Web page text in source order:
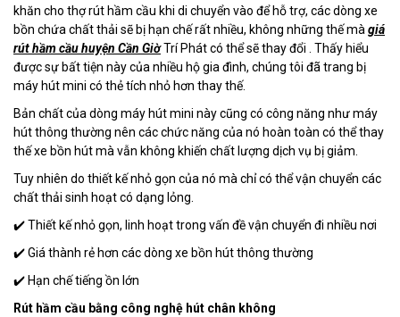
khăn cho thợ rút hầm cầu khi di chuyển vào để hỗ trợ, các dòng xe
bồn chứa chất thải sẽ bị hạn chế rất nhiều, không những thế mà giá
rút hầm cầu huyện Cần GiờTrí Phát có thể sẽ thay đổi . Thấy hiểu
được sự bất tiện này của nhiều hộ gia đình, chúng tôi đã trang bị
máy hút mini có thẻ tích nhỏ hơn thay thế.
Bản chất của dòng máy hút mini này cũng có công năng như máy
hút thông thường nên các chức năng của nó hoàn toàn có thể thay
thế xe bồn hút mà vẫn không khiến chất lượng dịch vụ bị giảm.
Tuy nhiên do thiết kế nhỏ gọn của nó mà chỉ có thể vận chuyển các
chất thải sinh hoạt có dạng lỏng.
✔️ Thiết kế nhỏ gọn, linh hoạt trong vấn đề vận chuyển đi nhiều nơi
✔️ Giá thành rẻ hơn các dòng xe bồn hút thông thường
✔️ Hạn chế tiếng ồn lớn
Rút hầm cầu bằng công nghệ hút chân không